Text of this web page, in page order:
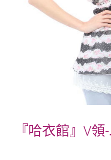
『哈衣館』V